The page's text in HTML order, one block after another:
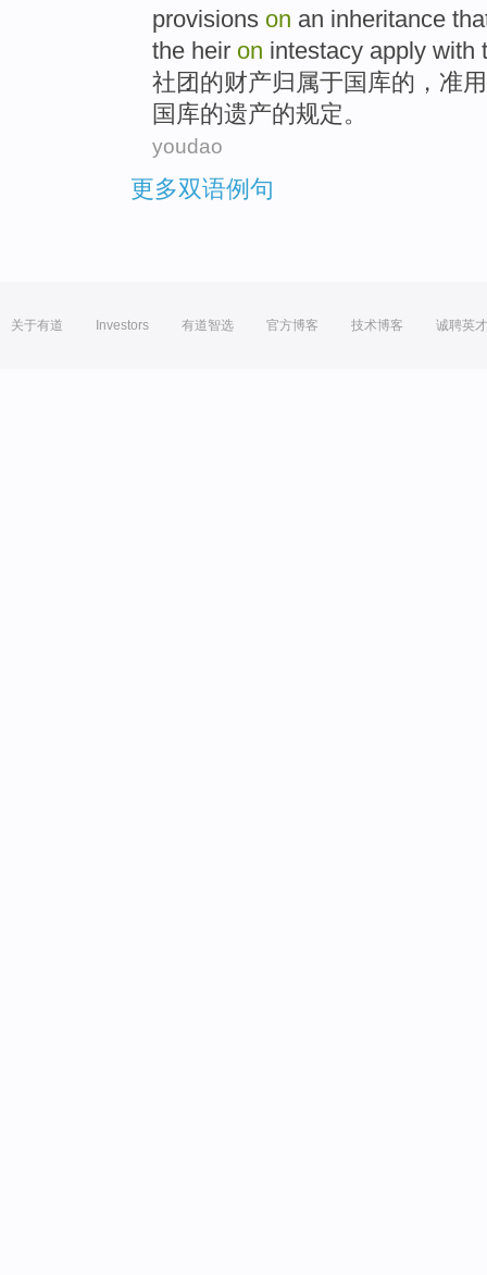
provisions on an inheritance
the heir on intestacy apply with
社团 的财产归属于国库的 ，准用
国库的遗产的规定。
youdao
更多双语例句
关于有道 Investors 有道智选 官方博客 技术博客 诚聘英才